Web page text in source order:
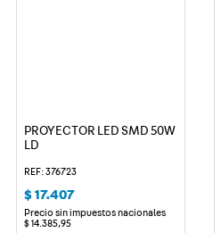
PROYECTOR LED SMD 50W
LD
REF: 376723
$17.407
Precio sin impuestos nacionales
$14 385,95